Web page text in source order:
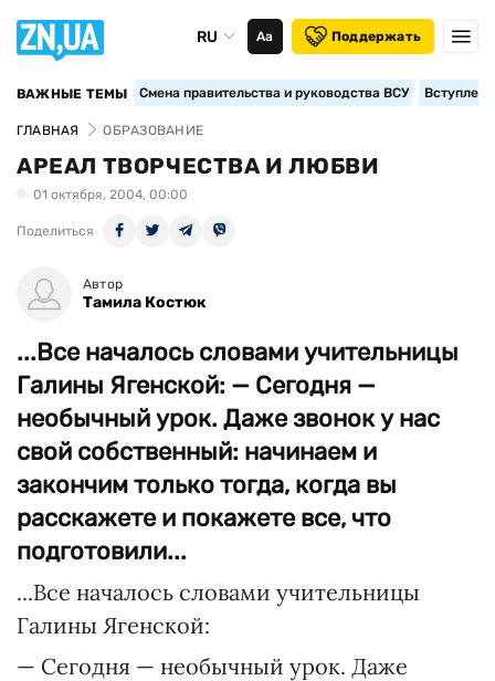
RU Аа Поддержать
ВАЖНЫЕ ТЕМЫ Смена правительства и руководства ВСУ
ГЛАВНАЯ ОБРАЗОВАНИЕ
АРЕАЛ ТВОРЧЕСТВА И ЛЮБВИ
01 октября, 2004, 00:00
Поделиться
Автор
Тамила Костюк
...Все началось словами учительницы
Галины Ягенской: — Сегодня —
необычный урок. Даже звонок у нас
свой собственный: начинаем и
закончим только тогда, когда вы
расскажете и покажете все, что
подготовили...
...Все началось словами учительницы
Галины Ягенской:
— Сегодня — необычный урок. Даже